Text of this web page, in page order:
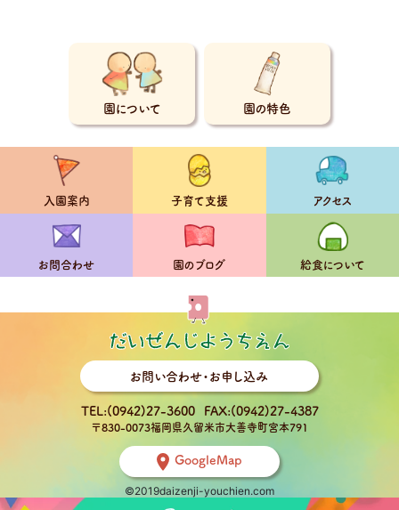
園について 園の特色
入園案内 子育て支援 アクセス
お問合わせ 園のブログ 給食について
お問い合わせ・お申し込み
TEL:(0942)27-3600 FAX:(0942)27-4387
〒830-0073福岡県久留米市大善寺町宮本791
GoogleMap
©2019daizenji-youchien.com